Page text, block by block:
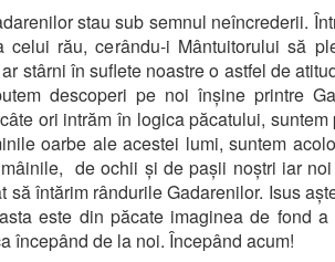
stau sub semnul neîncrederii.
celui rău, cerându-i Mântuitorului să
stârni în suflete noastre o astfel de
descoperi pe noi înșine printre
ori intrăm în logica păcatului, suntem
oarbe ale acestei lumi, suntem
de ochii și de pașii noștri iar
să întărim rândurile Gadarenilor. Isus
este din păcate imaginea de fond
începând de la noi. Începând acum!